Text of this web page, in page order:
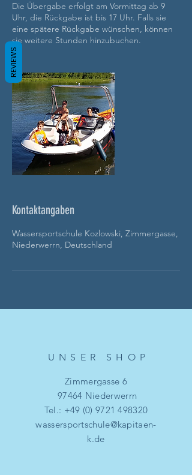
Die Übergabe erfolgt am Vormittag ab 9
Uhr, die Rückgabe ist bis 17 Uhr. Falls sie
eine spätere Rückgabe wünschen, können
sie weitere Stunden hinzubuchen.
Kontaktangaben
Wassersportschule Kozlowski, Zimmergasse,
Niederwerrn, Deutschland
UNSER SHO P
Zimmergasse 6
97464 Niederwerrn
Tel.: +49 (0) 9721 498320
wassersportschule@kapitaen-
k.de
REVIEWS